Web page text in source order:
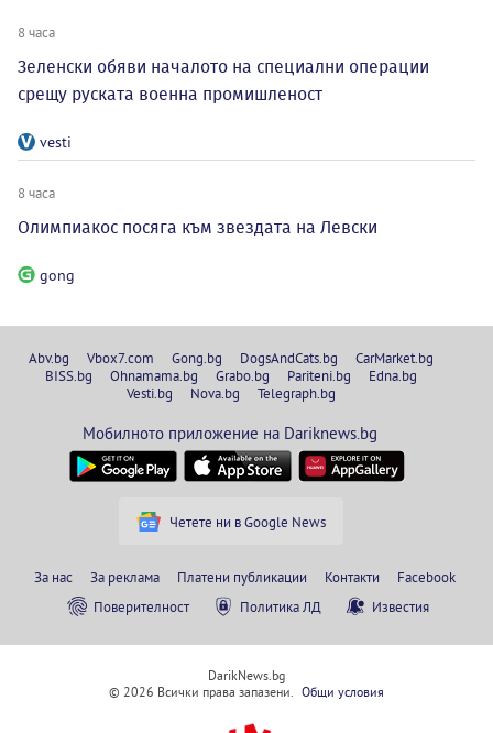
8 часа
Зеленски обяви началото на специални операции
срещу руската военна промишленост
vesti
8 часа
Олимпиакос посяга към звездата на Левски
gong
Abv.bg Vbox7.com Gong.bg DogsAndCats.bg
CarMarket.bg
BISS.bg
Ohnamama.bg Grabo.bg Pariteni.bg
Edna.bg
Vesti.bg
Nova.bg Telegraph.bg
Мобилното приложение на Dariknews.bg
Четете ни в Google News
За нас За реклама Платени публикации Контакти
Facebook
Поверителност
Политика ЛД Известия
DarikNews.bg
© 2026 Всички права запазени. Общи условия